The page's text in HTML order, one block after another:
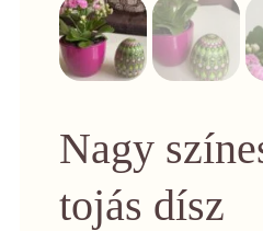
Nagy
tojás dísz